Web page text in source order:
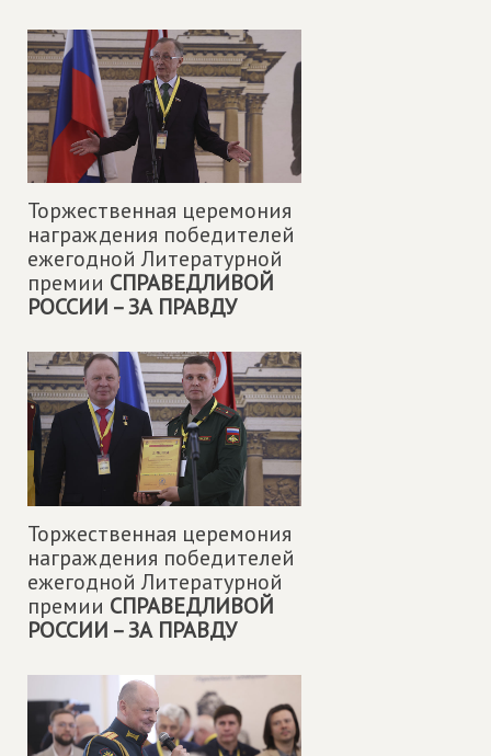
Торжественная церемония
награждения победителей
ежегодной Литературной
премии СПРАВЕДЛИВОЙ
РОССИИ – ЗА ПРАВДУ
Торжественная церемония
награждения победителей
ежегодной Литературной
премии СПРАВЕДЛИВОЙ
РОССИИ – ЗА ПРАВДУ